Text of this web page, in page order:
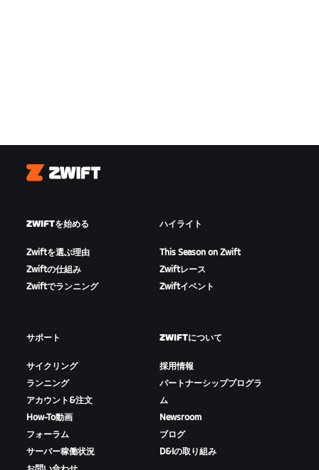
Zwift
ZWIFTを始める
Zwiftを選ぶ理由
Zwiftの仕組み
Zwiftでランニング
ハイライト
This Season on Zwift
Zwiftレース
Zwiftイベント
サポート
サイクリング
ランニング
アカウント&注文
How-To動画
フォーラム
サーバー稼働状況
ZWIFTについて
採用情報
パートナーシッププログラ
ム
Newsroom
ブログ
D&Iの取り組み